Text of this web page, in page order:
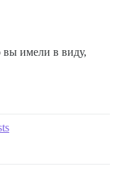
вы имели в виду,